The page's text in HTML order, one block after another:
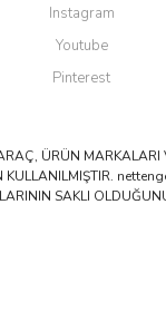
Instagram
Youtube
Pinterest
ÜRÜN MARKALARI
KULLANILMIŞTIR.
SAKLI